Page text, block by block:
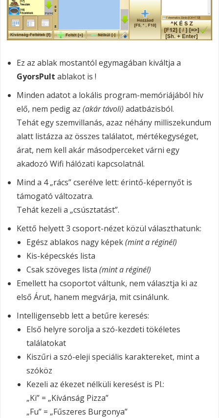
Ez az ablak mostantól egymagában kiváltja a
GyorsPultablakot is !
Minden adatot a lokális program-memóriájából hív
elő, nem pedig az(akár távoli) adatbázisból.
Tehát egy szemvillanás, azaz néhány milliszekundum
alatt listázza az összes találatot, mértékegységet,
árat, nem kell akár másodperceket várni egy
akadozó Wifi hálózati kapcsolatnál.
Mind a 4 „rács” cserélve lett: érintő-képernyőt is
támogató változatra.
Tehát kezeli a „csúsztatást”.
Kettő helyett 3 csoport-nézet közül választhatunk:
Egész ablakos nagy képek(mint a réginél)
Kis-képecskés lista
Csak szöveges lista(mint a réginél)
Emellett ha csoportot váltunk, nem választja ki az
első Árut, hanem megvárja, mit csinálunk.
Intelligensebb lett a betűre keresés:
Első helyre sorolja a szó-kezdeti tökéletes
találatokat
Kiszűri a szó-eleji speciális karaktereket, mint a
szóköz
Kezeli az ékezet nélküli keresést is Pl.:
„Ki” = „Kívánság Pizza”
„Fu” = „Fűszeres Burgonya”